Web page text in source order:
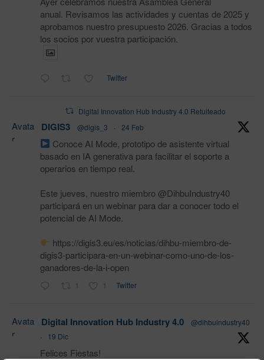
anual. Revisamos las actividades y cuentas de 2025 y
aprobamos nuestro presupuesto 2026. Gracias a todos
los socios por vuestra participación.
Twitter
Digital Innovation Hub Industry 4.0 Retuiteado
Avata
r
DIGIS3 @digis_3 · 24 Feb
Conoce AI Mode, prototipo de asistente virtual
basado en IA generativa para facilitar el soporte a
operarios en tiempo real.
Este jueves, nuestro miembro @DihbuIndustry40
participará en un webinar para dar a conocer todo el
potencial de AI Mode.
https://digis3.eu/es/noticias/dihbu-miembro-de-
digis3-participara-en-un-webinar-como-uno-de-los-
ganadores-de-la-i-open
1 1 Twitter
Avata
r
Digital Innovation Hub Industry 4.0
@dihbuindustry40
·
19 Dic
Felices Fiestas!